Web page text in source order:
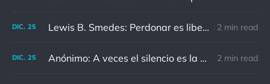
DIC. 25 Lewis B. Smedes: Perdonar es liberar a un prisionero y descubrir que el prisionero eras tú 2 min read
DIC. 25 Anónimo: A veces el silencio es la mejor respuesta 2 min read